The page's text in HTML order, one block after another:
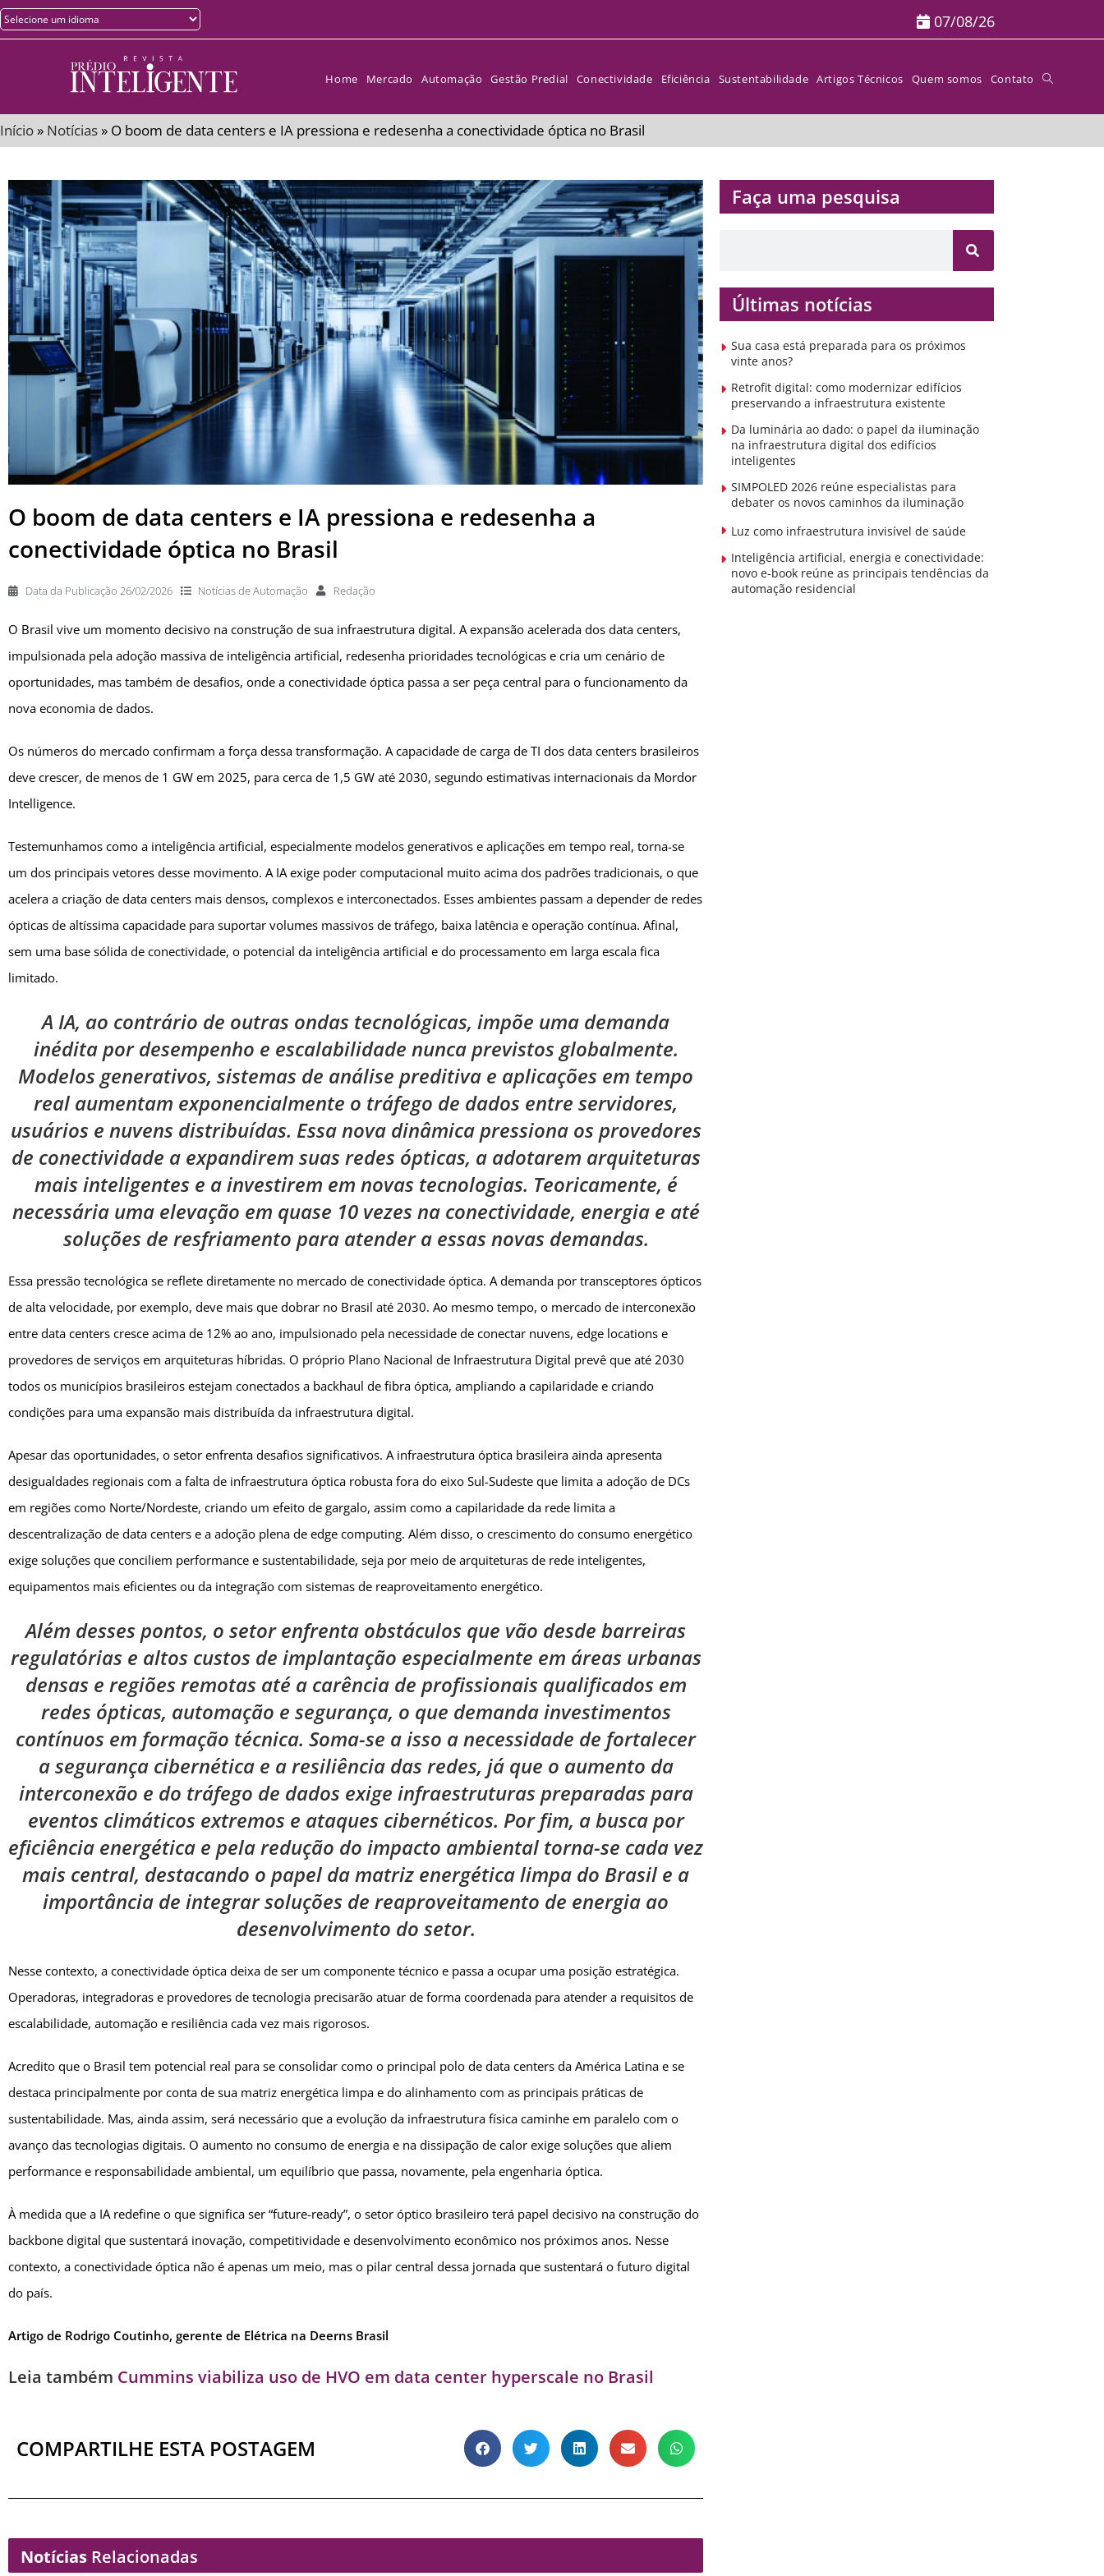
07/08/26
Home Mercado Automação Gestão Predial Conectividade Eficiência Sustentabilidade Artigos Técnicos Quem somos Contato
Início» Notícias» O boom de data centers e IA pressiona e redesenha a conectividade óptica no Brasil
O boom de data centers e IA pressiona e redesenha a
conectividade óptica no Brasil
Data da Publicação 26/02/2026 Notícias deAutomação Redação
O Brasil vive um momento decisivo na construção de sua infraestrutura digital. A expansão acelerada dos data centers,
impulsionada pela adoção massiva de inteligência artificial, redesenha prioridades tecnológicas e cria um cenário de
oportunidades, mas também de desafios, onde a conectividade óptica passa a ser peça central para o funcionamento da
nova economia de dados.
Os números do mercado confirmam a força dessa transformação. A capacidade de carga de TI dos data centers brasileiros
deve crescer, de menos de 1 GW em 2025, para cerca de 1,5 GW até 2030, segundo estimativas internacionais da Mordor
Intelligence.
Testemunhamos como a inteligência artificial, especialmente modelos generativos e aplicações em tempo real, torna-se
um dos principais vetores desse movimento. A IA exige poder computacional muito acima dos padrões tradicionais, o que
acelera a criação de data centers mais densos, complexos e interconectados. Esses ambientes passam a depender de redes
ópticas de altíssima capacidade para suportar volumes massivos de tráfego, baixa latência e operação contínua. Afinal,
sem uma base sólida de conectividade, o potencial da inteligência artificial e do processamento em larga escala fica
limitado.
A IA, ao contrário de outras ondas tecnológicas, impõe uma demanda
inédita por desempenho e escalabilidade nunca previstos globalmente.
Modelos generativos, sistemas de análise preditiva e aplicações em tempo
real aumentam exponencialmente o tráfego de dados entre servidores,
usuários e nuvens distribuídas. Essa nova dinâmica pressiona os provedores
de conectividade a expandirem suas redes ópticas, a adotarem arquiteturas
mais inteligentes e a investirem em novas tecnologias. Teoricamente, é
necessária uma elevação em quase 10 vezes na conectividade, energia e até
soluções de resfriamento para atender a essas novas demandas.
Essa pressão tecnológica se reflete diretamente no mercado de conectividade óptica. A demanda por transceptores ópticos
de alta velocidade, por exemplo, deve mais que dobrar no Brasil até 2030. Ao mesmo tempo, o mercado de interconexão
entre data centers cresce acima de 12% ao ano, impulsionado pela necessidade de conectar nuvens, edge locations e
provedores de serviços em arquiteturas híbridas. O próprio Plano Nacional de Infraestrutura Digital prevê que até 2030
todos os municípios brasileiros estejam conectados a backhaul de fibra óptica, ampliando a capilaridade e criando
condições para uma expansão mais distribuída da infraestrutura digital.
Apesar das oportunidades, o setor enfrenta desafios significativos. A infraestrutura óptica brasileira ainda apresenta
desigualdades regionais com a falta de infraestrutura óptica robusta fora do eixo Sul-Sudeste que limita a adoção de DCs
em regiões como Norte/Nordeste, criando um efeito de gargalo, assim como a capilaridade da rede limita a
descentralização de data centers e a adoção plena de edge computing. Além disso, o crescimento do consumo energético
exige soluções que conciliem performance e sustentabilidade, seja por meio de arquiteturas de rede inteligentes,
equipamentos mais eficientes ou da integração com sistemas de reaproveitamento energético.
Além desses pontos, o setor enfrenta obstáculos que vão desde barreiras
regulatórias e altos custos de implantação especialmente em áreas urbanas
densas e regiões remotas até a carência de profissionais qualificados em
redes ópticas, automação e segurança, o que demanda investimentos
contínuos em formação técnica. Soma-se a isso a necessidade de fortalecer
a segurança cibernética e a resiliência das redes, já que o aumento da
interconexão e do tráfego de dados exige infraestruturas preparadas para
eventos climáticos extremos e ataques cibernéticos. Por fim, a busca por
eficiência energética e pela redução do impacto ambiental torna-se cada vez
mais central, destacando o papel da matriz energética limpa do Brasil e a
importância de integrar soluções de reaproveitamento de energia ao
desenvolvimento do setor.
Nesse contexto, a conectividade óptica deixa de ser um componente técnico e passa a ocupar uma posição estratégica.
Operadoras, integradoras e provedores de tecnologia precisarão atuar de forma coordenada para atender a requisitos de
escalabilidade, automação e resiliência cada vez mais rigorosos.
Acredito que o Brasil tem potencial real para se consolidar como o principal polo de data centers da América Latina e se
destaca principalmente por conta de sua matriz energética limpa e do alinhamento com as principais práticas de
sustentabilidade. Mas, ainda assim, será necessário que a evolução da infraestrutura física caminhe em paralelo com o
avanço das tecnologias digitais. O aumento no consumo de energia e na dissipação de calor exige soluções que aliem
performance e responsabilidade ambiental, um equilíbrio que passa, novamente, pela engenharia óptica.
À medida que a IA redefine o que significa ser “future-ready”, o setor óptico brasileiro terá papel decisivo na construção do
backbone digital que sustentará inovação, competitividade e desenvolvimento econômico nos próximos anos. Nesse
contexto, a conectividade óptica não é apenas um meio, mas o pilar central dessa jornada que sustentará o futuro digital
do país.
Artigo de Rodrigo Coutinho, gerente de Elétrica na Deerns Brasil
Leia também Cummins viabiliza uso de HVO em data center hyperscale no Brasil
COMPARTILHE ESTA POSTAGEM
Notícias Relacionadas
Faça uma pesquisa​​
Últimas notícias
Sua casa está preparada para os próximos
vinte anos?
Retrofit digital: como modernizar edifícios
preservando a infraestrutura existente
Da luminária ao dado: o papel da iluminação
na infraestrutura digital dos edifícios
inteligentes
SIMPOLED 2026 reúne especialistas para
debater os novos caminhos da iluminação
Luz como infraestrutura invisível de saúde
Inteligência artificial, energia e conectividade:
novo e-book reúne as principais tendências da
automação residencial